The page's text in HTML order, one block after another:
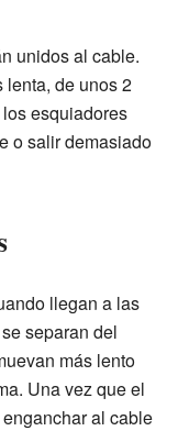
unidos al cable.
lenta, de unos 2
esquiadores
o salir demasiado
llegan a las
separan del
más lento
Una vez que el
al cable